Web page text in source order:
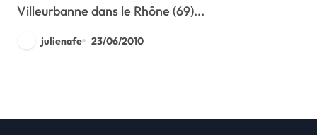
Villeurbanne dans le Rhône (69)...
julienafe 23/06/2010